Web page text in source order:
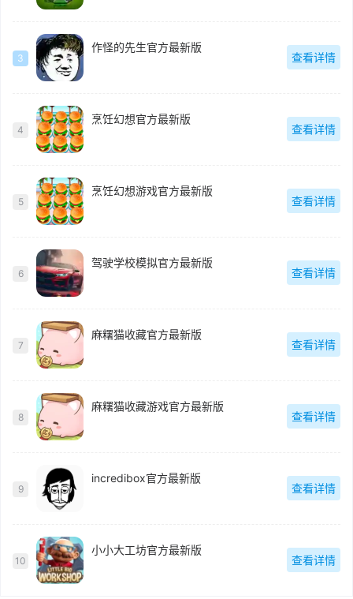
3
作怪的先生官方最新版
查看详情
4
烹饪幻想官方最新版
查看详情
5
烹饪幻想游戏官方最新版
查看详情
6
驾驶学校模拟官方最新版
查看详情
7
麻糬猫收藏官方最新版
查看详情
8
麻糬猫收藏游戏官方最新版
查看详情
9
incredibox官方最新版
查看详情
10
小小大工坊官方最新版
查看详情